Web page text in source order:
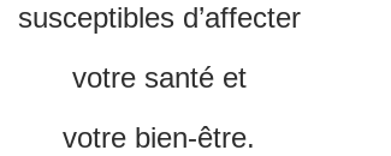
susceptibles d’affecter
votre santé et
votre bien-être.